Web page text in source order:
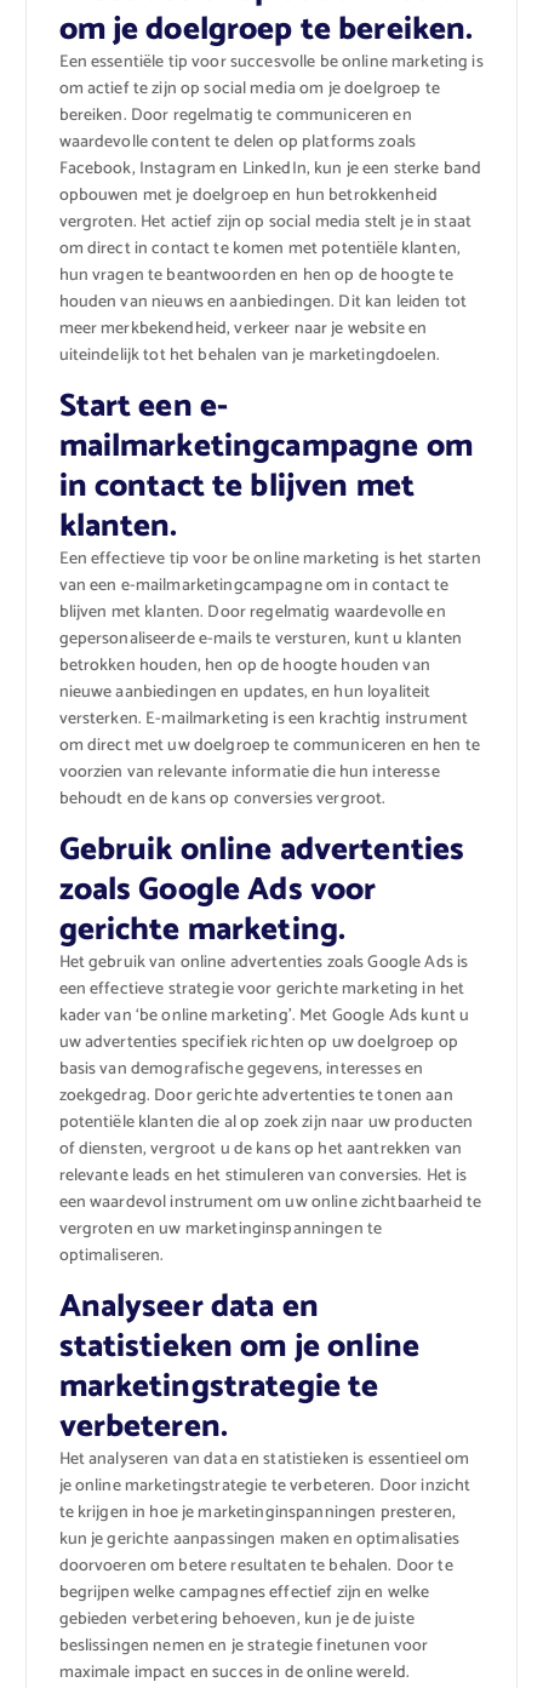
om je doelgroep te bereiken.
Een essentiële tip voor succesvolle be online marketing is
om actief te zijn op social media om je doelgroep te
bereiken. Door regelmatig te communiceren en
waardevolle content te delen op platforms zoals
Facebook, Instagram en LinkedIn, kun je een sterke band
opbouwen met je doelgroep en hun betrokkenheid
vergroten. Het actief zijn op social media stelt je in staat
om direct in contact te komen met potentiële klanten,
hun vragen te beantwoorden en hen op de hoogte te
houden van nieuws en aanbiedingen. Dit kan leiden tot
meer merkbekendheid, verkeer naar je website en
uiteindelijk tot het behalen van je marketingdoelen.
Start een e-
mailmarketingcampagne om
in contact te blijven met
klanten.
Een effectieve tip voor be online marketing is het starten
van een e-mailmarketingcampagne om in contact te
blijven met klanten. Door regelmatig waardevolle en
gepersonaliseerde e-mails te versturen, kunt u klanten
betrokken houden, hen op de hoogte houden van
nieuwe aanbiedingen en updates, en hun loyaliteit
versterken. E-mailmarketing is een krachtig instrument
om direct met uw doelgroep te communiceren en hen te
voorzien van relevante informatie die hun interesse
behoudt en de kans op conversies vergroot.
Gebruik online advertenties
zoals Google Ads voor
gerichte marketing.
Het gebruik van online advertenties zoals Google Ads is
een effectieve strategie voor gerichte marketing in het
kader van ‘be online marketing’. Met Google Ads kunt u
uw advertenties specifiek richten op uw doelgroep op
basis van demografische gegevens, interesses en
zoekgedrag. Door gerichte advertenties te tonen aan
potentiële klanten die al op zoek zijn naar uw producten
of diensten, vergroot u de kans op het aantrekken van
relevante leads en het stimuleren van conversies. Het is
een waardevol instrument om uw online zichtbaarheid te
vergroten en uw marketinginspanningen te
optimaliseren.
Analyseer data en
statistieken om je online
marketingstrategie te
verbeteren.
Het analyseren van data en statistieken is essentieel om
je online marketingstrategie te verbeteren. Door inzicht
te krijgen in hoe je marketinginspanningen presteren,
kun je gerichte aanpassingen maken en optimalisaties
doorvoeren om betere resultaten te behalen. Door te
begrijpen welke campagnes effectief zijn en welke
gebieden verbetering behoeven, kun je de juiste
beslissingen nemen en je strategie finetunen voor
maximale impact en succes in de online wereld.